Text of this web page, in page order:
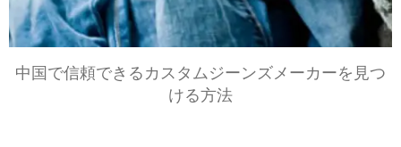
中国で信頼できるカスタムジーンズメーカーを見つ
ける方法